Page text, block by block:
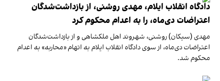
دادگاه انقلاب ایلام، مهدی روشنی، از بازداشت‌شدگان
اعتراضات دی‌ماه، را به اعدام محکوم کرد
مهدی (سیکان) روشنی، شهروند اهل ملکشاهی و از بازداشت‌شدگان
اعتراضات دی‌ماه، از سوی دادگاه انقلاب ایلام به اتهام «محاربه» به اعدام
محکوم شد.